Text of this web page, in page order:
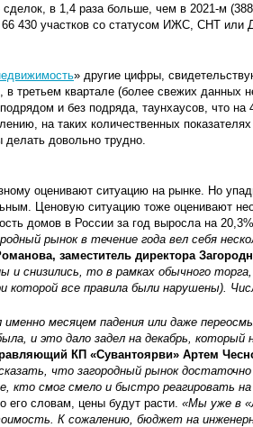
сделок, в 1,4 раза больше, чем в 2021-м
66 430 участков со статусом ИЖС, СНТ
» другие цифры,
в третьем квартале (более свежих данных
и без подряда, таунхаусов, что на
на таких количественных
довольно трудно.
оценивают ситуацию на рынке. Но
Ценовую ситуацию тоже оценивают
домов в России за год выросла на
рынок в течение года вел себя
заместитель директора
и снизились, то в рамках обычного
которой все правила были нарушены).
именно месяцем падения или даже
и это дало задел на декабрь, который
КП «Сувантоярви» Артем
что загородный рынок
кто смог смело и быстро реагировать
его словам, цены будут расти. «Мы уже в
К сожалению, бюджет на